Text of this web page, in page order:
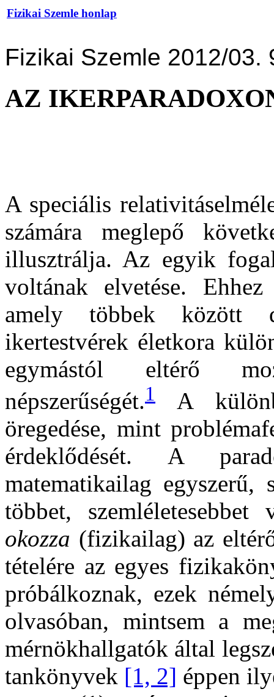
Fizikai Szemle honlap
Fizikai Szemle 2012/03.
AZ
A speciális
számára meglepő
illusztrálja. Az egyik
voltának elvetése.
amely többek között
ikertestvérek életkora
egymástól eltérő
népszerűségét.1
A
öregedése, mint
érdeklődését. A
matematikailag
többet,
okozza (fizikailag) az
tételére az egyes
próbálkoznak, ezek
olvasóban, mintsem a
mérnökhallgatók által
tankönyvek [1, 2] éppen